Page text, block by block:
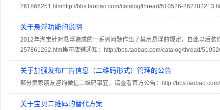
261866251.htmhttp://bbs.taobao.com/catalog/thread/510526-
关于悬浮功能的说明
2012年淘宝针对悬浮造成的一系列问题作出了禁用悬浮的规定，自此以后
257861262.htm集市店铺通知：http://bbs.taobao.com/catalog/thread/
关于加强发布广告信息（二维码形式）管理的公告
部分卖家朋友咨询微信二维码事宜，请查看官方公告：http://
关于宝贝二维码的替代方案